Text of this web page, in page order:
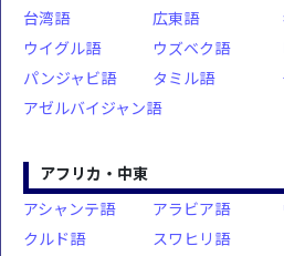
台湾語
広東語
ウイグル語
ウズベク語
パンジャビ語
タミル語
アゼルバイジャン語
アフリカ・中東
アシャンテ語
アラビア語
クルド語
スワヒリ語